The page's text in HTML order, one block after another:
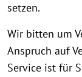
setzen.
Wir bitten um
Anspruch auf
Service ist für